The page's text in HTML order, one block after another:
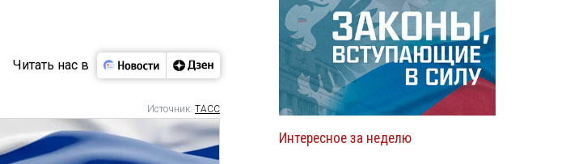
Читать нас в
Источник: ТАСС
Интересное за неделю